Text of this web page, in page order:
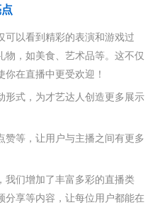
以看到精彩的表演和游戏过
，如美食、艺术品等。这不仅
在直播中更受欢迎！
形式，为才艺达人创造更多展示
等，让用户与主播之间有更多
我们增加了丰富多彩的直播类
享等内容，让每位用户都能在